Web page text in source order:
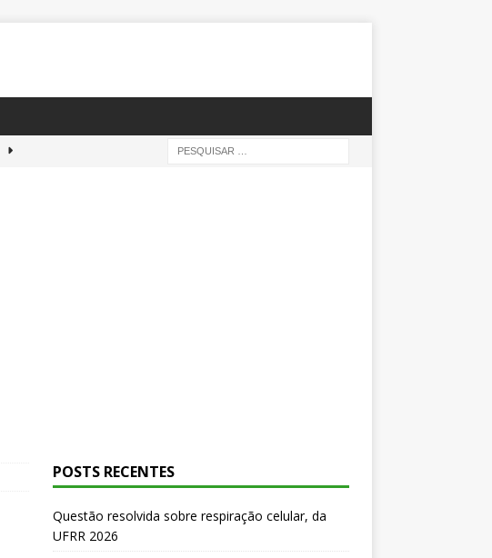
POSTS RECENTES
Questão resolvida sobre respiração celular, da
UFRR 2026